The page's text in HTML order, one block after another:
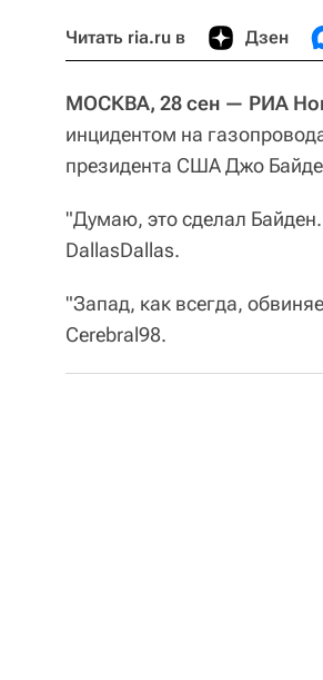
Читать ria.ru в Дзен
МОСКВА, 28 сен — РИА
инцидентом на
президента США Джо
"Думаю, это сделал
DallasDallas.
"Запад, как всегда,
Cerebral98.